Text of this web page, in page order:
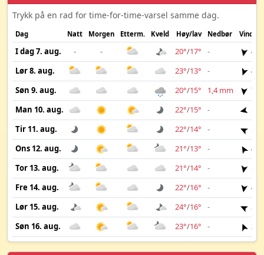
Trykk på en rad for time-for-time-varsel samme dag.
Dag Natt Morgen Etterm. Kveld Høy/lav Nedbør Vind
I dag 7. aug. - - 20°/17° -
4
Lør 8. aug.
23°/13° -
4
Søn 9. aug.
20°/15° 1,4 mm
7
Man 10. aug.
22°/15° -
5
Tir 11. aug.
22°/14° -
5
Ons 12. aug.
21°/13° -
4
Tor 13. aug.
21°/14° -
5
Fre 14. aug.
22°/16° -
4
Lør 15. aug.
24°/16° -
3
Søn 16. aug.
23°/16° - 3